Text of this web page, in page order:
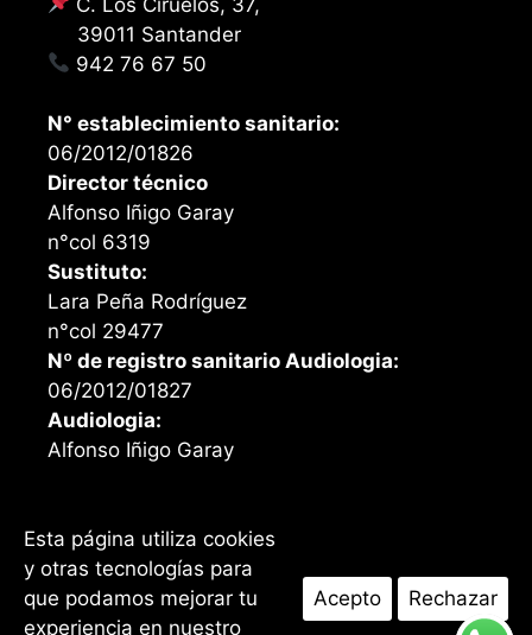
39011 Santander
942 76 67 50
N° establecimiento sanitario:
06/2012/01826
Director técnico
Alfonso Iñigo Garay
n°col 6319
Sustituto:
Lara Peña Rodríguez
n°col 29477
Nº de registro sanitario Audiologia:
06/2012/01827
Audiologia:
Alfonso Iñigo Garay
Facebook
Instagram
I ©2026 Opticalia Santander. Todos los derechos
reservados IAviso LegalIPolítica de privacidadIPolítica de
Esta página utiliza cookies
y otras tecnologías para
que podamos mejorar tu
experiencia en nuestro
Acepto Rechazar